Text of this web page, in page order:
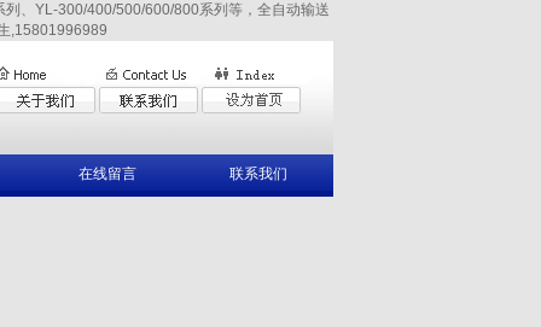
、YL-300/400/500/600/800系列等，全自动输送
,15801996989
在线留言 联系我们